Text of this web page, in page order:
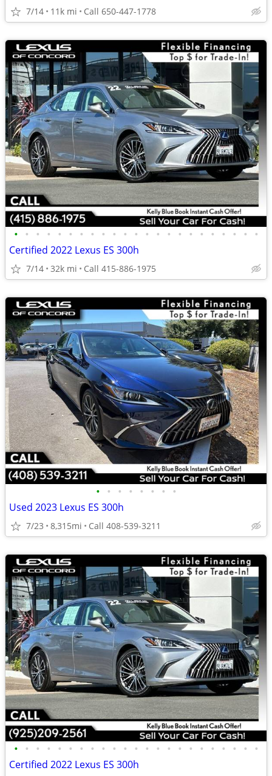
7/14 11k mi Call 650-447-1778
• • • • • • • • • • • • • • • • • • • • • • •
Certified 2022 Lexus ES 300h
7/14 32k mi Call 415-886-1975
• • • • • • • •
Used 2023 Lexus ES 300h
7/23 8,315mi Call 408-539-3211
• • • • • • • • • • • • • • • • • • • • • • •
Certified 2022 Lexus ES 300h